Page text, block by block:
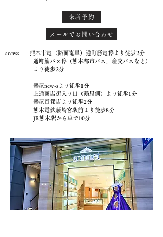
来店予約
メールでお問い合わせ
access 熊本市電（路面電車）通町筋電停より徒歩2分
通町筋バス停（熊本都市バス、産交バスなど）
より徒歩2分
鶴屋new-sより徒歩1分
上通商店街入り口（鶴屋側）より徒歩1分
鶴屋百貨店より徒歩2分
熊本電鉄藤崎宮駅前より徒歩8分
JR熊本駅から車で10分